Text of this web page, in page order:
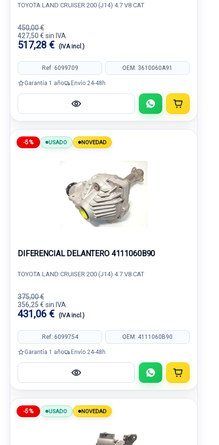
TOYOTA LAND CRUISER 200 (J14) 4.7 V8 CAT
450,00 €
427,50 € sin IVA.
517,28 € (IVA incl.)
Ref: 6099709 OEM: 3610060A91
Garantía 1 año Envío 24-48h
-5% USADO NOVEDAD
DIFERENCIAL DELANTERO 4111060B90
TOYOTA LAND CRUISER 200 (J14) 4.7 V8 CAT
375,00 €
356,25 € sin IVA.
431,06 € (IVA incl.)
Ref: 6099754 OEM: 4111060B90
Garantía 1 año Envío 24-48h
-5% USADO NOVEDAD